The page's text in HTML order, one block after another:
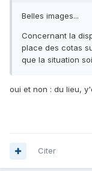
Belles images...
Concernant la
place des cotas
que la situation
oui et non : du lieu,
Citer